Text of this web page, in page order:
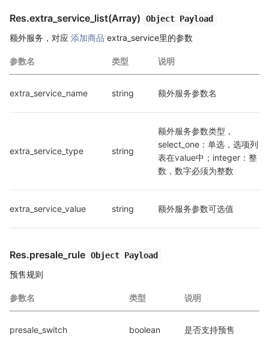
Res.extra_service_list(Array) Object Payload
额外服务，对应 添加商品 extra_service里的参数
参数名 类型 说明
extra_service_name string 额外服务参数名
extra_service_type string
额外服务参数类型，
select_one：单选，选项列
表在value中；integer：整
数，数字必须为整数
extra_service_value string 额外服务参数可选值
Res.presale_rule Object Payload
预售规则
参数名 类型 说明
presale_switch boolean 是否支持预售